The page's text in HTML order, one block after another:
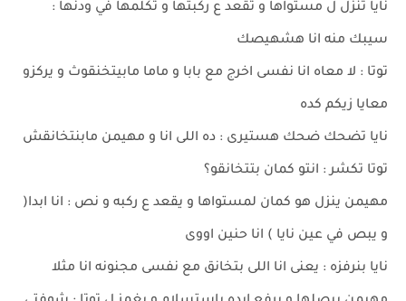
نايا تنزل ل مستواها و تقعد ع ركبتها و تكلمها في ودنها :
سيبك منه انا هشهيصك
توتا : لا معاه انا نفسى اخرج مع بابا و ماما مابيتخنقوث و يركزو
معايا زيكم كده
نايا تضحك ضحك هستيرى : ده اللى انا و مهيمن مابنتخانقش
توتا تكشر : انتو كمان بتتخانقو؟
مهيمن ينزل هو كمان لمستواها و يقعد ع ركبه و نص : انا ابدا(
و يبص في عين نايا ) انا حنين اووى
نايا بنرفزه : يعنى انا اللى بتخانق مع نفسى مجنونه انا مثلا